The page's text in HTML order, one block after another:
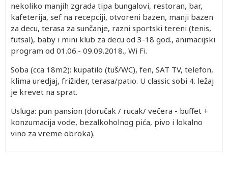
nekoliko manjih zgrada tipa bungalovi, restoran, bar,
kafeterija, sef na recepciji, otvoreni bazen, manji bazen
za decu, terasa za sunčanje, razni sportski tereni (tenis,
futsal), baby i mini klub za decu od 3-18 god., animacijski
program od 01.06.- 09.09.2018., Wi Fi.
Soba (cca 18m2): kupatilo (tuš/WC), fen, SAT TV, telefon,
klima uredjaj, frižider, terasa/patio. U classic sobi 4. ležaj
je krevet na sprat.
Usluga: pun pansion (doručak / rucak/ večera - buffet +
konzumacija vode, bezalkoholnog pića, pivo i lokalno
vino za vreme obroka).